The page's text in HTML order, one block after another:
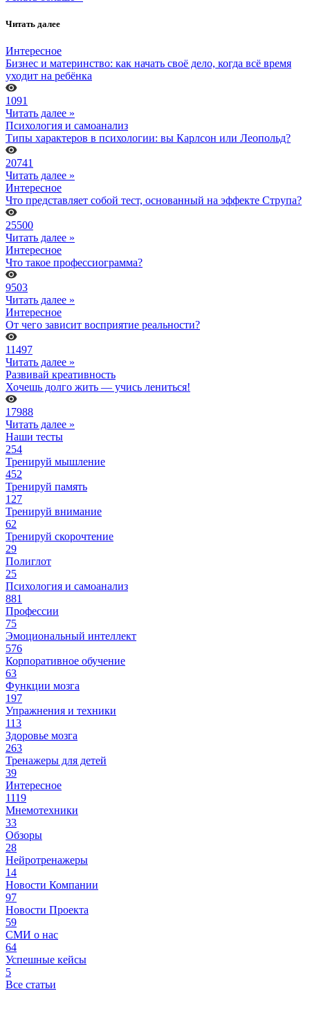
Читать далее
Интересное
Бизнес и материнство: как начать своё дело, когда всё время
уходит на ребёнка
1091
Читать далее »
Психология и самоанализ
Типы характеров в психологии: вы Карлсон или Леопольд?
20741
Читать далее »
Интересное
Что представляет собой тест, основанный на эффекте Струпа?
25500
Читать далее »
Интересное
Что такое профессиограмма?
9503
Читать далее »
Интересное
От чего зависит восприятие реальности?
11497
Читать далее »
Развивай креативность
Хочешь долго жить — учись лениться!
17988
Читать далее »
Наши тесты
254
Тренируй мышление
452
Тренируй память
127
Тренируй внимание
62
Тренируй скорочтение
29
Полиглот
25
Психология и самоанализ
881
Профессии
75
Эмоциональный интеллект
576
Корпоративное обучение
63
Функции мозга
197
Упражнения и техники
113
Здоровье мозга
263
Тренажеры для детей
39
Интересное
1119
Мнемотехники
33
Обзоры
28
Нейротренажеры
14
Новости Компании
97
Новости Проекта
59
СМИ о нас
64
Успешные кейсы
5
Все статьи